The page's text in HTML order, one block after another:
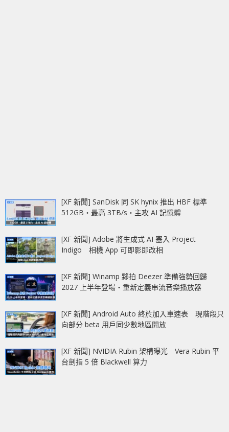
[XF 新聞] SanDisk 同 SK hynix 推出 HBF 標準
512GB‧最高 3TB/s‧主攻 AI 記憶體
[XF 新聞] Adobe 將生成式 AI 塞入 Project
Indigo 相機 App 可即影即改相
[XF 新聞] Winamp 夥拍 Deezer 準備強勢回歸
2027 上半年登場‧重新定義串流音樂播放器
[XF 新聞] Android Auto 終於加入車速表 現階段只
向部分 beta 用戶同少數地區開放
[XF 新聞] NVIDIA Rubin 架構曝光 Vera Rubin 平
台劍指 5 倍 Blackwell 算力